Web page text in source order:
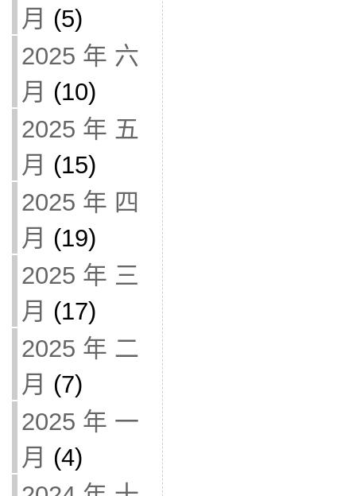
月 (5)
2025 年 六
月 (10)
2025 年 五
月 (15)
2025 年 四
月 (19)
2025 年 三
月 (17)
2025 年 二
月 (7)
2025 年 一
月 (4)